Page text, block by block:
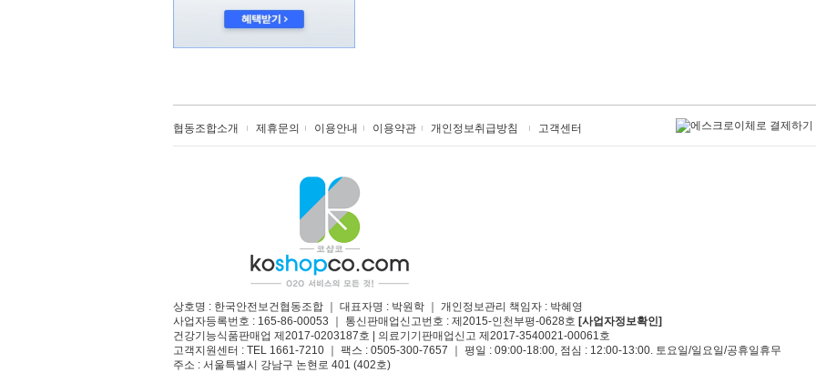
협동조합소개 제휴문의 이용안내 이용약관 개인정보취급방침 고객센터
상호명 : 한국안전보건협동조합 ｜ 대표자명 : 박원학 ｜ 개인정보관리 책임자 : 박혜영
사업자등록번호 : 165-86-00053 ｜ 통신판매업신고번호 : 제2015-인천부평-0628호 [사업자정보확인]
건강기능식품판매업 제2017-0203187호 | 의료기기판매업신고 제2017-3540021-00061호
고객지원센터 : TEL 1661-7210 ｜ 팩스 : 0505-300-7657 ｜ 평일 : 09:00-18:00, 점심 : 12:00-13:00. 토요일/일요일/공휴일휴무
주소 : 서울특별시 강남구 논현로 401 (402호)​